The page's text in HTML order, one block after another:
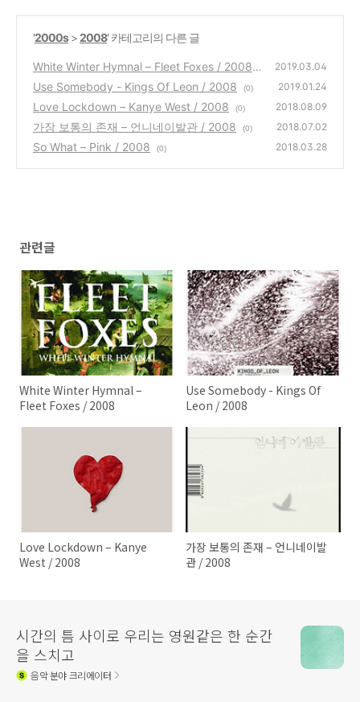
'2000s>2008' 카테고리의 다른 글
White Winter Hymnal – Fleet Foxes / 2008
(0)
2019.03.04
Use Somebody - Kings Of Leon / 2008 (0) 2019.01.24
Love Lockdown – Kanye West / 2008 (0) 2018.08.09
가장 보통의 존재 – 언니네이발관 / 2008 (0) 2018.07.02
So What – Pink / 2008 (0) 2018.03.28
관련글
White Winter Hymnal –
Fleet Foxes / 2008
Use Somebody - Kings Of
Leon / 2008
Love Lockdown – Kanye
West / 2008
가장 보통의 존재 – 언니네이발
관 / 2008
시간의 틈 사이로 우리는 영원같은 한 순간
을 스치고
음악분야 크리에이터